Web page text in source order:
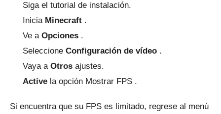
Siga el tutorial de instalación.
Inicia Minecraft .
Ve a Opciones .
Seleccione Configuración de vídeo .
Vaya a Otros ajustes.
Active la opción Mostrar FPS .
Si encuentra que su FPS es limitado, regrese al menú